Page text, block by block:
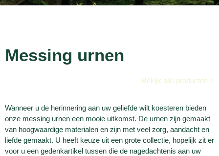
Messing urnen
Bekijk alle producten >
Wanneer u de herinnering aan uw geliefde wilt koesteren bieden
onze messing urnen een mooie uitkomst. De urnen zijn gemaakt
van hoogwaardige materialen en zijn met veel zorg, aandacht en
liefde gemaakt. U heeft keuze uit een grote collectie, hopelijk zit er
voor u een gedenkartikel tussen die de nagedachtenis aan uw